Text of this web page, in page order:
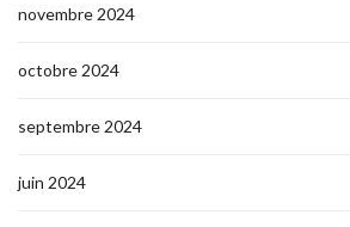
novembre 2024
octobre 2024
septembre 2024
juin 2024